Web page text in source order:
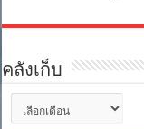
คลังเก็บ
เก็บ